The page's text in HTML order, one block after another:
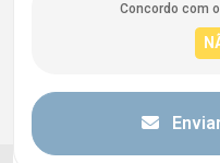
Concordo com